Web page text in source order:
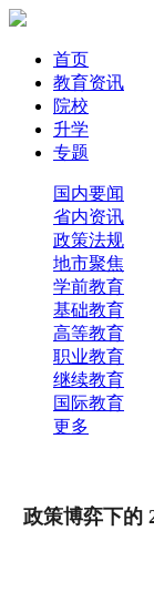
首页
教育资讯
院校
升学
专题
国内要闻
省内资讯
政策法规
地市聚焦
学前教育
基础教育
高等教育
职业教育
继续教育
国际教育
更多
政策博弈下的